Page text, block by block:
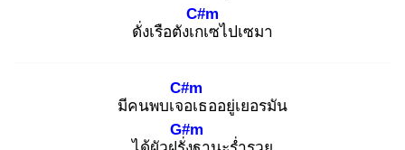
ดั่งเรือตังเกเ
C#m
ซไปเซมา
มีคนพบเจอ
C#m
เธออยู่เยอรมัน
G#m